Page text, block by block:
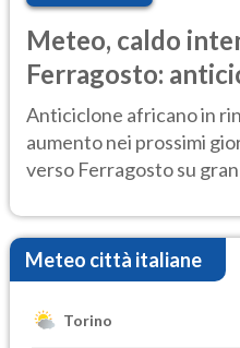
Meteo, caldo
Ferragosto:
ancora
Anticiclone africano in
aumento nei prossimi
verso Ferragosto su
Meteo città italiane
Torino